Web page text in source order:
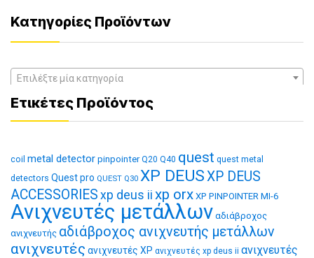
Κατηγορίες Προϊόντων
Επιλέξτε μία κατηγορία
Ετικέτες Προϊόντος
coil metal detector pinpointer Q20 Q40 quest quest metal
detectors Quest pro QUEST Q30 XP DEUSXP DEUS
ACCESSORIES xp deus ii xp orx XP PINPOINTER MI-6
Ανιχνευτές μετάλλων αδιάβροχος
ανιχνευτής αδιάβροχος ανιχνευτής μετάλλων
ανιχνευτές ανιχνευτές XP ανιχνευτές xp deus ii ανιχνευτές